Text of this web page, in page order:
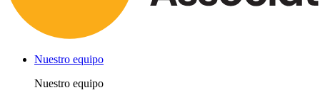
Nuestro equipo
Nuestro equipo